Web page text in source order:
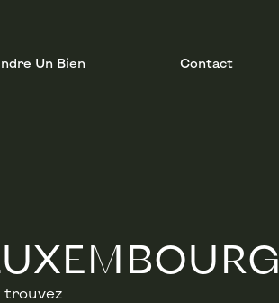
Un Bien Contact
trouvez